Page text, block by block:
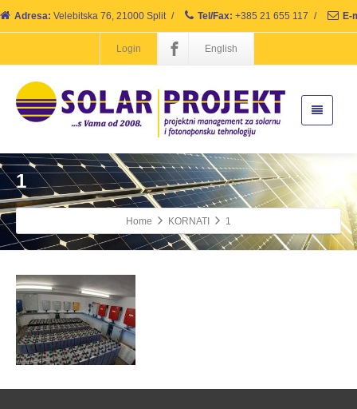
Adresa: Velebitska 76, 21000 Split / Tel/Fax: +385 21 655 117 / E-
Login English
1
Home KORNATI 1